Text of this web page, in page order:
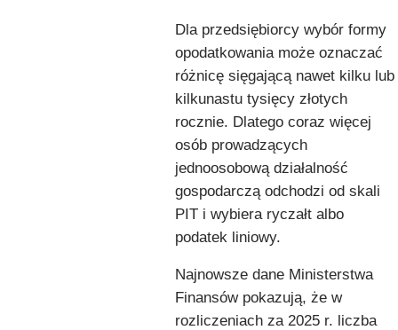
Dla przedsiębiorcy wybór formy
opodatkowania może oznaczać
różnicę sięgającą nawet kilku lub
kilkunastu tysięcy złotych
rocznie. Dlatego coraz więcej
osób prowadzących
jednoosobową działalność
gospodarczą odchodzi od skali
PIT i wybiera ryczałt albo
podatek liniowy.
Najnowsze dane Ministerstwa
Finansów pokazują, że w
rozliczeniach za 2025 r. liczba